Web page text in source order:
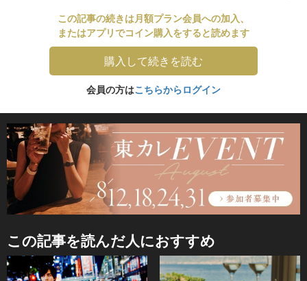
この記事の続きは月額プラン会員への加入、
またはアプリでコイン購入をすると読めます
購入して続きを読む
会員の方はこちらからログイン
この記事を読んだ人におすすめ